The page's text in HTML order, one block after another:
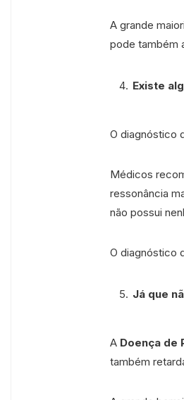
A grande
pode também
Existe
O diagnóstico
Médicos
ressonância
não possui
O diagnóstico
Já que
A Doença de
também